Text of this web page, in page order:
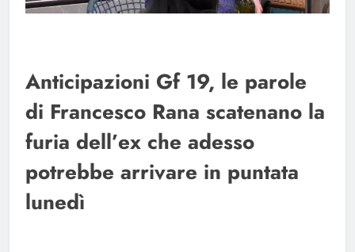
Anticipazioni Gf 19, le parole
di Francesco Rana scatenano la
furia dell’ex che adesso
potrebbe arrivare in puntata
lunedì